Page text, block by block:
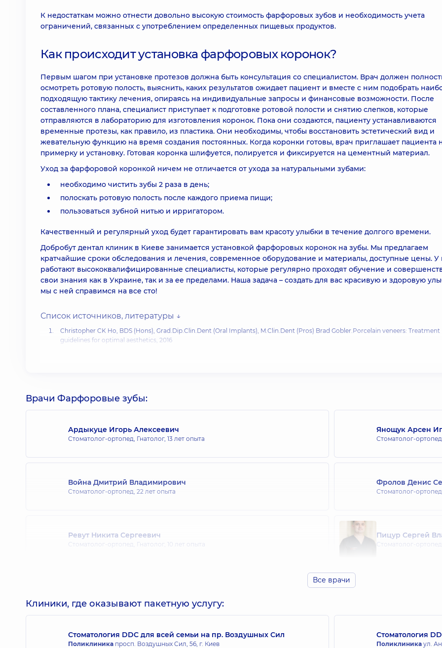
К недостаткам можно отнести довольно высокую стоимость фарфоровых зубов и необходимость учета
ограничений, связанных с употреблением определенных пищевых продуктов.
Как происходит установка фарфоровых коронок?
Первым шагом при установке протезов должна быть консультация со специалистом. Врач должен
осмотреть ротовую полость, выяснить, каких результатов ожидает пациент и вместе с ним подобрать
подходящую тактику лечения, опираясь на индивидуальные запросы и финансовые возможности. После
составленного плана, специалист приступает к подготовке ротовой полости и снятию слепков, которые
отправляются в лабораторию для изготовления коронок. Пока они создаются, пациенту устанавливаются
временные протезы, как правило, из пластика. Они необходимы, чтобы восстановить эстетический вид и
жевательную функцию на время создания постоянных. Когда коронки готовы, врач приглашает пациента
примерку и установку. Готовая коронка шлифуется, полируется и фиксируется на цементный материал.
Уход за фарфоровой коронкой ничем не отличается от ухода за натуральными зубами:
необходимо чистить зубы 2 раза в день;
полоскать ротовую полость после каждого приема пищи;
пользоваться зубной нитью и ирригатором.
Качественный и регулярный уход будет гарантировать вам красоту улыбки в течение долгого времени.
Добробут дентал клиник в Киеве занимается установкой фарфоровых коронок на зубы. Мы предлагаем
кратчайшие сроки обследования и лечения, современное оборудование и материалы, доступные цены. У
работают высококвалифицированные специалисты, которые регулярно проходят обучение и
свои знания как в Украине, так и за ее пределами. Наша задача – создать для вас красивую и здоровую
мы с ней справимся на все сто!
Список источников, литературы ↓
Christopher CK Ho, BDS (Hons), Grad.Dip.Clin.Dent (Oral Implants), M.Clin.Dent (Pros) Brad Gobler.Porcelain veneers: Treatment
guidelines for optimal aesthetics, 2016
Врачи Фарфоровые зубы:
Ардыкуце Игорь Алексеевич
Стоматолог-ортопед, Гнатолог, 13 лет опыта
Янощук Арсен
Стоматолог-ортопед,
Война Дмитрий Владимирович
Стоматолог-ортопед, 22 лет опыта
Фролов Денис
Стоматолог-ортопед,
Ревут Никита Сергеевич
Стоматолог-ортопед, Гнатолог, 10 лет опыта
Пицур Сергей
Стоматолог-ортопед,
Все врачи
Клиники, где оказывают пакетную услугу:
Стоматология DDC для всей семьи на пр. Воздушных Сил
Поликлиника просп. Воздушных Сил, 56, г. Киев
Стоматология
Поликлиника ул.